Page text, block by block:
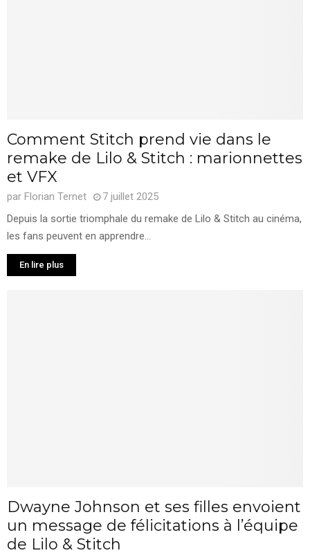
Comment Stitch prend vie dans le
remake de Lilo & Stitch : marionnettes
et VFX
par Florian Ternet
7 juillet 2025
Depuis la sortie triomphale du remake de Lilo & Stitch au cinéma,
les fans peuvent en apprendre...
En lire plus
Dwayne Johnson et ses filles envoient
un message de félicitations à l’équipe
de Lilo & Stitch